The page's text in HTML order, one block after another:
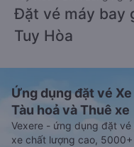
Đặt vé máy bay
Tuy Hòa
Ứng dụng đặt vé
Tàu hoả và Thuê xe
Vexere - ứng dụng đặt
xe chất lượng cao,